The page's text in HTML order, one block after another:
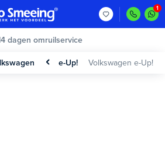
dagen omruilservice
e-Up! Volkswagen e-Up!